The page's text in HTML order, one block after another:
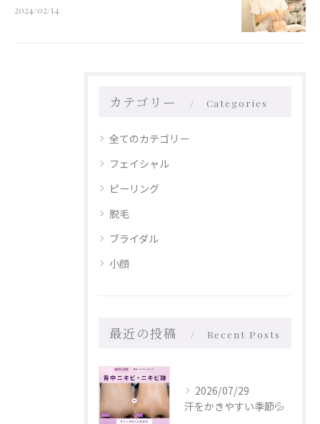
2024/02/14
カテゴリー Categories
全てのカテゴリー
フェイシャル
ピーリング
脱毛
ブライダル
小顔
最近の投稿 Recent Posts
2026/07/29
汗をかきやすい季節💦